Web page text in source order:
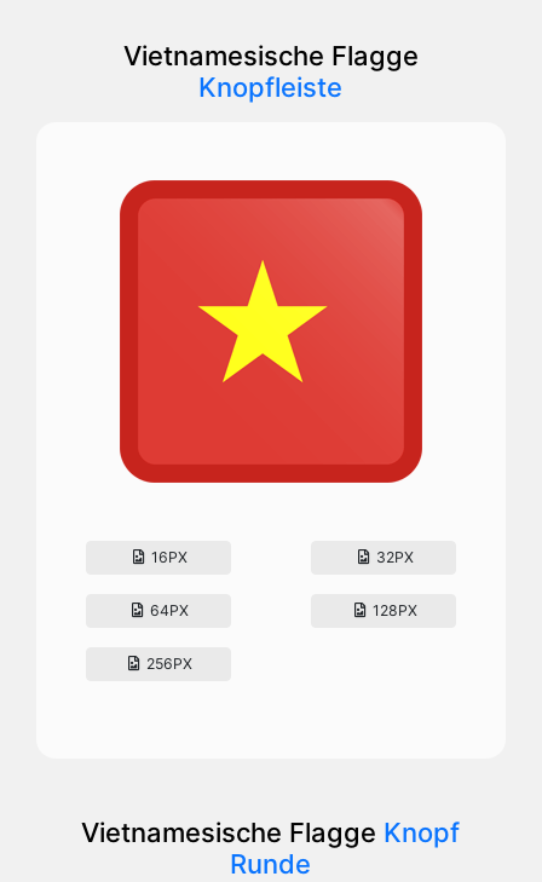
Vietnamesische Flagge
Knopfleiste
16PX 32PX
64PX 128PX
256PX
Vietnamesische Flagge Knopf
Runde